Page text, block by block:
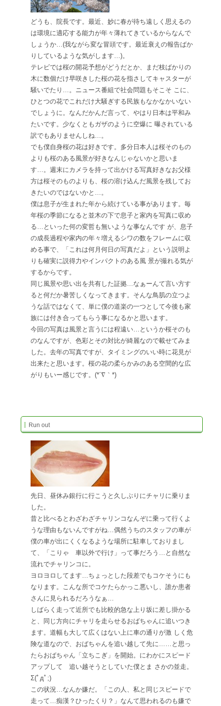
どうも、院長です。最近、妙に春が待ち遠しく思えるの
は環境に適応する能力が年々薄れてきているからなんで
しょうか…(我ながら変な冒頭です。最近衰えの報告ばか
りしているような気がします…)。
テレビでは桜の開花予想がどうだとか、まだ枝ばかりの
木に数個だけ早咲きした桜の花を指さしてキャスターが
騒いでたり…。ニュース番組で社会問題もそこそ こに、
ひとつの花でこれだけ大騒ぎする民族もなかなかいない
でしょうに。なんだかんだ言って、やはり日本は平和み
たいです。少なくともガザのように空爆に 曝されている
訳でもありませんしね…。
でも僕自身桜の花は好きです。多分日本人は桜そのもの
よりも桜のある風景が好きなんじゃないかと思いま
す…。週末にカメラを持って出かける写真好きなお父様
方は桜そのものよりも、桜の溶け込んだ風景を残してお
きたいのではないかと…。
僕は息子が生まれた年から続けている事があります。毎
年桜の季節になると並木の下で息子と家内を写真に収め
る…といった何の変哲も無いような事なんです が、息子
の成長過程や家内の年々増えるシワの数をフレームに収
める事で、「これは何月何日の写真だよ」という説明よ
りも確実に説得力やインパクトのある風 景が撮れる気が
するからです。
同じ風景や思い出を共有した証拠…なぁーんて言い方す
ると何だか暑苦しくなってきます。そんな鳥肌の立つよ
うな話ではなくて、単に僕の道楽の一つとして今後も家
族には付き合ってもらう事になるかと思います。
今回の写真は風景と言うには程遠い…というか桜そのも
のなんですが、色彩とその対比が綺麗なので載せてみま
した。去年の写真ですが、タイミングのいい時に花見が
出来たと思います。桜の花の柔らかみのある空間的な広
がりもいー感じです。(*´∇｀*)
Run out
先日、昼休み銀行に行こうと久しぶりにチャリに乗りま
した。
昔と比べるとわざわざチャリンコなんぞに乗って行くよ
うな理由もないんですがね…偶然うちのスタッフの車が
僕の車が出にくくなるような場所に駐車しておりまし
て、「こりゃ 車以外で行け」って事だろう…と自然な
流れでチャリンコに。
ヨロヨロしてます…ちょっとした段差でもコケそうにも
なります。こんな所でコケたらかっこ悪いし、誰か患者
さんに見られるだろうなぁ…
しばらく走って近所でも比較的急な上り坂に差し掛かる
と、同じ方向にチャリを走らせるおばちゃんに追いつき
ます。道幅も大して広くはない上に車の通りが激 しく危
険な道なので、おばちゃんを追い越して先に……と思っ
たらおばちゃん「立ちこぎ」を開始。にわかにスピード
アップして 追い越そうとしていた僕とま さかの並走。
Σ(ﾟдﾟ;)
この状況…なんか嫌だ。「この人、私と同じスピードで
走って…痴漢？ひったくり？」なんて思われるのも嫌で